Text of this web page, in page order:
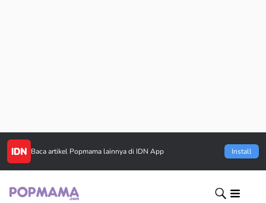
Baca artikel Popmama lainnya di IDN App Install